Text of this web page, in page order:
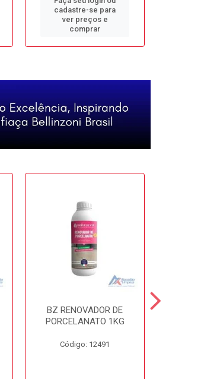
cadastre-se para
ver preços e
comprar
BZ RENOVADOR DE
PORCELANATO 1KG
Código: 12491